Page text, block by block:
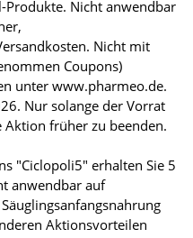
Produkte. Nicht anwendbar
Nicht mit
Coupons)
unter www.pharmeo.de.
Nur solange der Vorrat
früher zu beenden.
"Ciclopoli5" erhalten Sie 5
anwendbar auf
Aktionsvorteilen